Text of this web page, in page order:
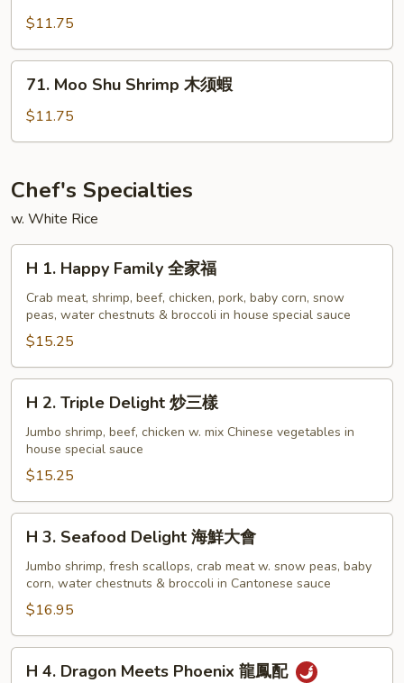
Shu
Pork
木
$11.75
71.
Moo
Shu
Shrimp
须
蝦
71. Moo Shu Shrimp 木须蝦
$11.75
Chef's Specialties
w. White Rice
H
Happy
Family
家
福
H 1. Happy Family 全家福
Crab meat, shrimp, beef, chicken, pork, baby corn, snow
peas, water chestnuts & broccoli in house special sauce
$15.25
H
Triple
Delight
三
樣
H 2. Triple Delight 炒三樣
Jumbo shrimp, beef, chicken w. mix Chinese vegetables in
house special sauce
$15.25
H
Seafood
Delight
鮮
大
H 3. Seafood Delight 海鮮大會
Jumbo shrimp, fresh scallops, crab meat w. snow peas, baby
corn, water chestnuts & broccoli in Cantonese sauce
$16.95
H
H 4. Dragon Meets Phoenix 龍鳳配